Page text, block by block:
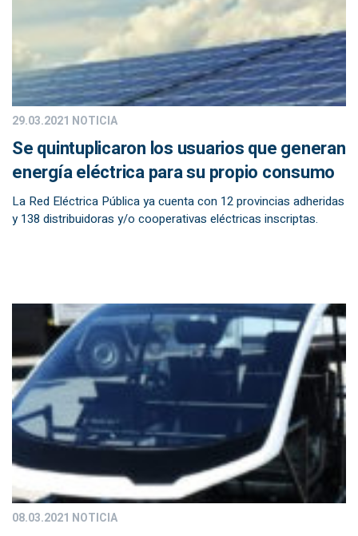
29.03.2021 NOTICIA
Se quintuplicaron los usuarios que generan
energía eléctrica para su propio consumo
La Red Eléctrica Pública ya cuenta con 12 provincias adheridas
y 138 distribuidoras y/o cooperativas eléctricas inscriptas.
08.03.2021 NOTICIA